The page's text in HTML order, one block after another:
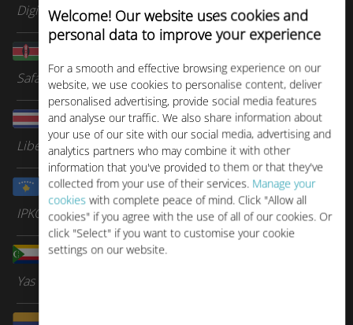
Welcome! Our website uses cookies and
personal data to improve your experience
For a smooth and effective browsing experience on our
website, we use cookies to personalise content, deliver
personalised advertising, provide social media features
and analyse our traffic. We also share information about
your use of our site with our social media, advertising and
analytics partners who may combine it with other
information that you've provided to them or that they've
collected from your use of their services. Manage your
cookieswith complete peace of mind. Click "Allow all
cookies" if you agree with the use of all of our cookies. Or
click "Select" if you want to customise your cookie
settings on our website.
Digicel Group
Safaricom
コスタリカ
Liberty
コソボ
IPKO Kosovo
コモロ
Yas